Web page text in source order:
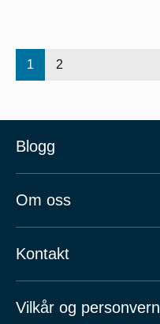
1 2
Blogg
Om oss
Kontakt
Vilkår og personvern